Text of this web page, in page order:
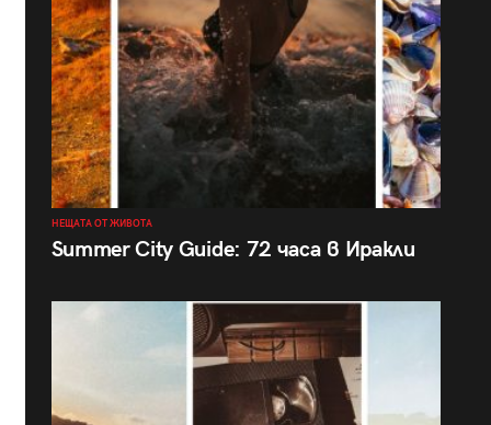
НЕЩАТА ОТ ЖИВОТА
Summer City Guide: 72 часа в Иракли